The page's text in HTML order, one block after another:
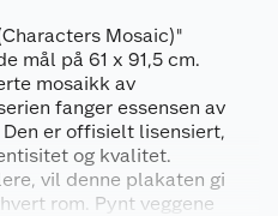
Mosaic)"
mål på 61 x 91,5 cm.
mosaikk av
fanger essensen av
er offisielt lisensiert,
og kvalitet.
vil denne plakaten gi
rom. Pynt veggene
5050574344128
5050574344128